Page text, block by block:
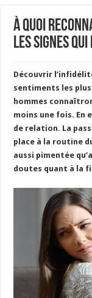
À quoi
Les signes
Découvrir
sentiments les
hommes
moins une fois. En
de relation. La
place à la routine
aussi pimentée
doutes quant à la